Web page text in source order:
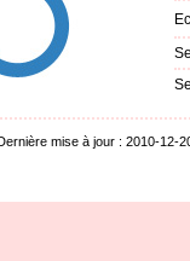
mise à jour : 2010-12-